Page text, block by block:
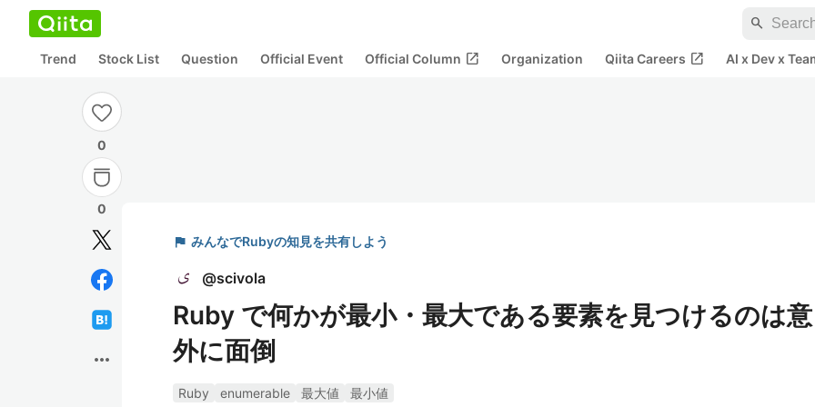
search
Trend Stock List Question Official Event Official Column open_in_new Organization Qiita Careers open_in_new AI x Dev x
0
0
more_horiz
flag みんなでRubyの知見を共有しよう
@scivola
Ruby で何かが最小・最大である要素を見つけるのは意
外に面倒
Ruby enumerable 最大値
最小値